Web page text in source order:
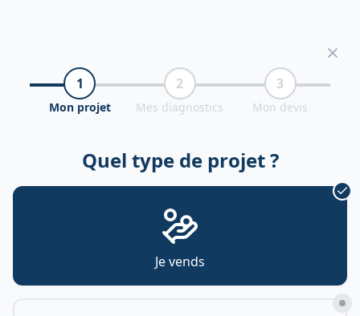
1
Mon projet
2
Mes diagnostics
3
Mon devis
Quel type de projet ?
Je vends